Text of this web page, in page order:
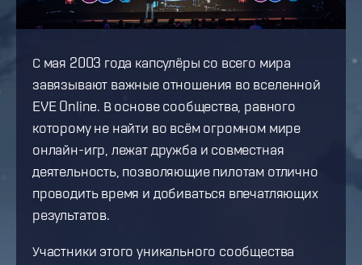
С мая 2003 года капсулёры со всего мира
завязывают важные отношения во вселенной
EVE Online. В основе сообщества, равного
которому не найти во всём огромном мире
онлайн-игр, лежат дружба и совместная
деятельность, позволяющие пилотам отлично
проводить время и добиваться впечатляющих
результатов.
Участники этого уникального сообщества